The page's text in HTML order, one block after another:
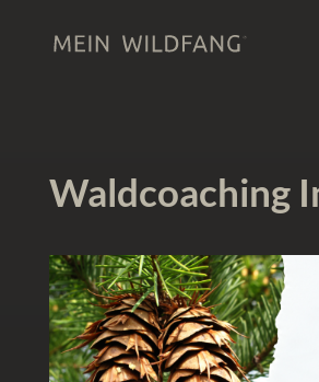
Waldcoaching